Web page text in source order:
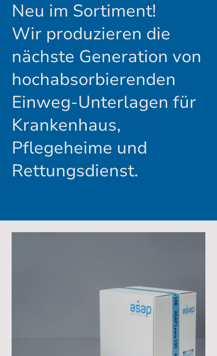
Neu im Sortiment!
Wir produzieren die
nächste Generation von
hochabsorbierenden
Einweg-Unterlagen für
Krankenhaus,
Pflegeheime und
Rettungsdienst.